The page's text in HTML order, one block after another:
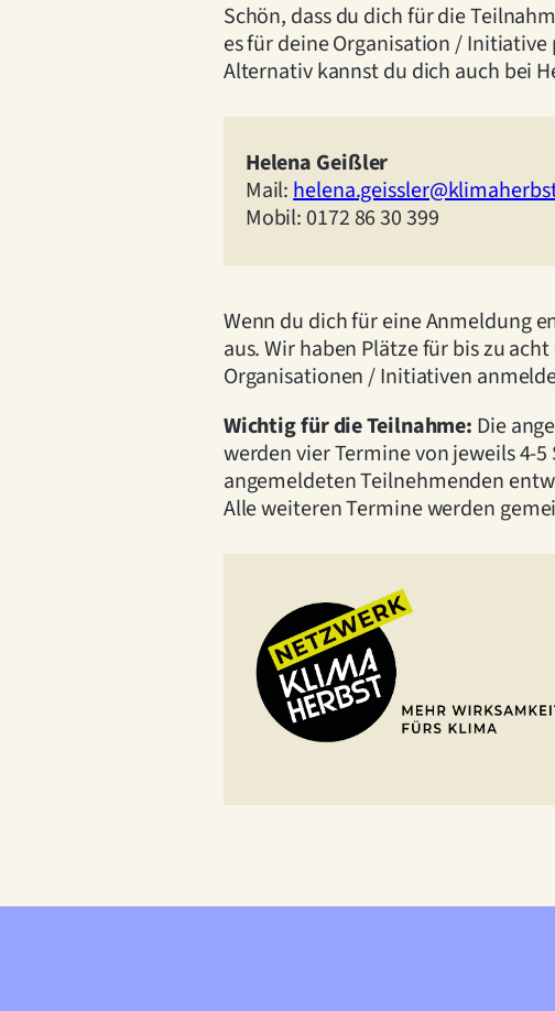
Schön, dass du dich für die
es für deine Organisation /
Alternativ kannst du dich auch bei
Helena Geißler
Mail:
Mobil: 0172 86 30 399
Wenn du dich für eine Anmeldung
aus. Wir haben Plätze für bis zu
Organisationen / Initiativen
Wichtig für die Teilnahme: Die
werden vier Termine von jeweils 4-
angemeldeten Teilnehmenden
Alle weiteren Termine werden